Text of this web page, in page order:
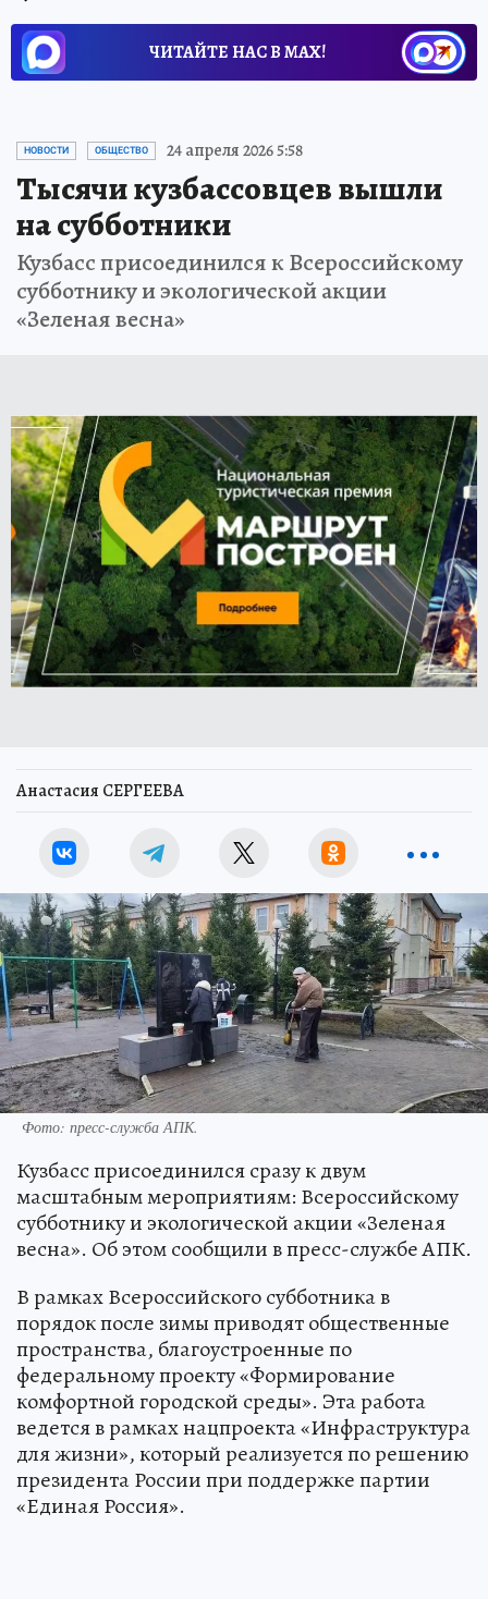
ЧИТАЙТЕ НАС В МАХ!
НОВОСТИ ОБЩЕСТВО 24 апреля 2026 5:58
Тысячи кузбассовцев вышли
на субботники
Кузбасс присоединился к Всероссийскому
субботнику и экологической акции
«Зеленая весна»
Анастасия СЕРГЕЕВА
Фото: пресс-служба АПК.
Кузбасс присоединился сразу к двум
масштабным мероприятиям: Всероссийскому
субботнику и экологической акции «Зеленая
весна». Об этом сообщили в пресс-службе АПК.
В рамках Всероссийского субботника в
порядок после зимы приводят общественные
пространства, благоустроенные по
федеральному проекту «Формирование
комфортной городской среды». Эта работа
ведется в рамках нацпроекта «Инфраструктура
для жизни», который реализуется по решению
президента России при поддержке партии
«Единая Россия».